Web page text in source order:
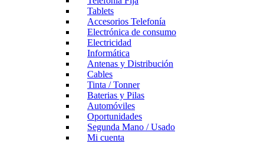
Tablets
Accesorios Telefonía
Electrónica de consumo
Electricidad
Informática
Antenas y Distribución
Cables
Tinta / Tonner
Baterias y Pilas
Automóviles
Oportunidades
Segunda Mano / Usado
Mi cuenta